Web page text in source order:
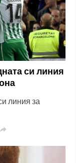
си линия
линия за
